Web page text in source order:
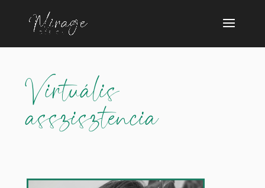
Virtuális
asszisztencia